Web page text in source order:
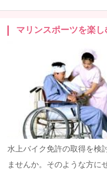
マリンスポーツを楽
水上バイク免許の取得を検
ませんか。そのような方に